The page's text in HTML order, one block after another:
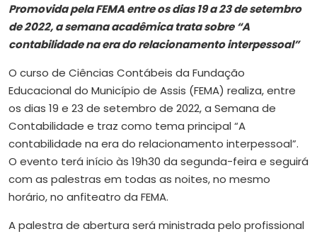
Promovida pela FEMA entre os dias 19 a 23 de setembro
de 2022, a semana acadêmica trata sobre “A
contabilidade na era do relacionamento interpessoal”
O curso de Ciências Contábeis da Fundação
Educacional do Município de Assis (FEMA) realiza, entre
os dias 19 e 23 de setembro de 2022, a Semana de
Contabilidade e traz como tema principal “A
contabilidade na era do relacionamento interpessoal”.
O evento terá início às 19h30 da segunda-feira e seguirá
com as palestras em todas as noites, no mesmo
horário, no anfiteatro da FEMA.
A palestra de abertura será ministrada pelo profissional